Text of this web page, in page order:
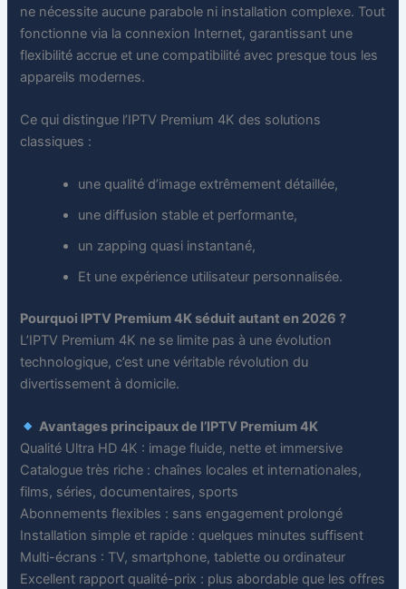
ne nécessite aucune parabole ni installation complexe. Tout
fonctionne via la connexion Internet, garantissant une
flexibilité accrue et une compatibilité avec presque tous les
appareils modernes.
Ce qui distingue l’IPTV Premium 4K des solutions
classiques :
une qualité d’image extrêmement détaillée,
une diffusion stable et performante,
un zapping quasi instantané,
Et une expérience utilisateur personnalisée.
Pourquoi IPTV Premium 4K séduit autant en 2026 ?
L’IPTV Premium 4K ne se limite pas à une évolution
technologique, c’est une véritable révolution du
divertissement à domicile.
Avantages principaux de l’IPTV Premium 4K
Qualité Ultra HD 4K : image fluide, nette et immersive
Catalogue très riche : chaînes locales et internationales,
films, séries, documentaires, sports
Abonnements flexibles : sans engagement prolongé
Installation simple et rapide : quelques minutes suffisent
Multi-écrans : TV, smartphone, tablette ou ordinateur
Excellent rapport qualité-prix : plus abordable que les offres